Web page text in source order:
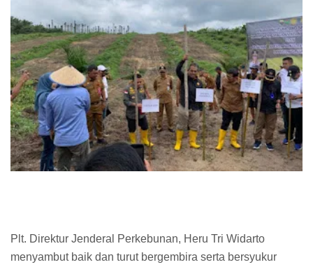
Plt. Direktur Jenderal Perkebunan, Heru Tri Widarto
menyambut baik dan turut bergembira serta bersyukur